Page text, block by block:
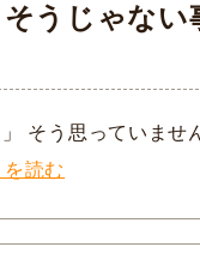
うじゃない
そう思っていま
を読む